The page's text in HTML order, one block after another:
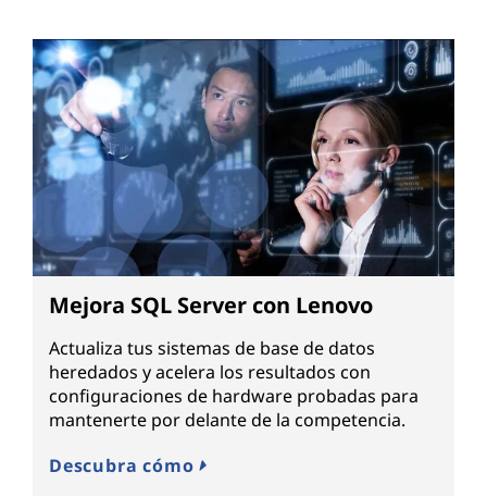
Mejora SQL Server con Lenovo
Actualiza tus sistemas de base de datos
heredados y acelera los resultados con
configuraciones de hardware probadas para
mantenerte por delante de la competencia.
Descubra cómo